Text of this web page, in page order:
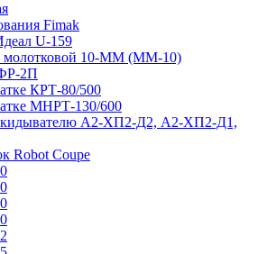
Fimak
U-159
молотковой 10-ММ (ММ-10)
2П
КРТ-80/500
МНРТ-130/600
А2-ХП2-Д2, А2-ХП2-Д1,
Robot Coupe